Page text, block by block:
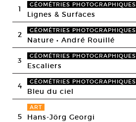
1 GÉOMÉTRIES PHOTOGRAPHIQUES
Lignes & Surfaces
2 GÉOMÉTRIES PHOTOGRAPHIQUES
Nature • André Rouillé
3 GÉOMÉTRIES PHOTOGRAPHIQUES
Escaliers
4 GÉOMÉTRIES PHOTOGRAPHIQUES
Bleu du ciel
5
ART
Hans-Jörg Georgi